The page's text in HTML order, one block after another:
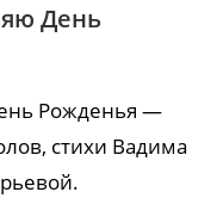
День
Рожденья —
стихи Вадима